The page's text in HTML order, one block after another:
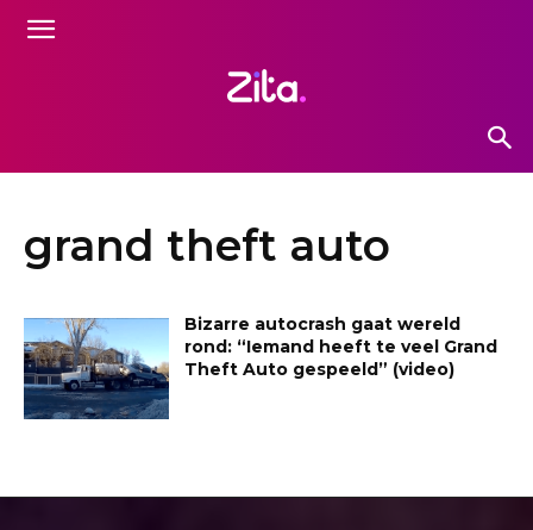
grand theft auto
Bizarre autocrash gaat wereld
rond: “Iemand heeft te veel Grand
Theft Auto gespeeld” (video)